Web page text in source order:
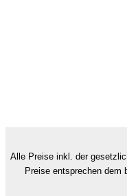
Alle Preise inkl. der
Preise entsprechen dem